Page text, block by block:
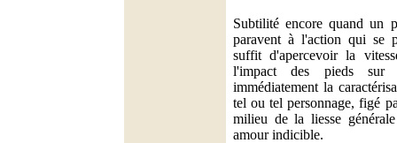
Subtilité encore quand un
paravent à l'action qui se
suffit d'apercevoir la
l'impact des pieds
immédiatement la
tel ou tel personnage, figé
milieu de la liesse
amour indicible.